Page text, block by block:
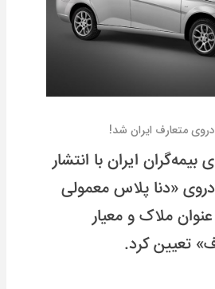
متعارف ایران شد!
بیمه‌گران ایران با انتشار
«دنا پلاس معمولی
ملاک و معیار
تعیین کرد.